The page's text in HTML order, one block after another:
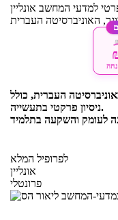
למדעי המחשב אונליין
האוניברסיטה העברית
העברית, כולל
ניסיון פרקטי בתעשייה.
לעומק והשקעה בתלמיד
לפרופיל המלא
אונליין
פרונטלי